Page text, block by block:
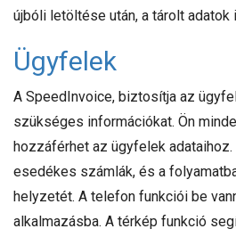
újbóli letöltése után, a tárolt adatok
Ügyfelek
A SpeedInvoice, biztosítja az
szükséges információkat. Ön
hozzáférhet az ügyfelek
esedékes számlák, és a
helyzetét. A telefon funkciói be
alkalmazásba. A térkép funkció